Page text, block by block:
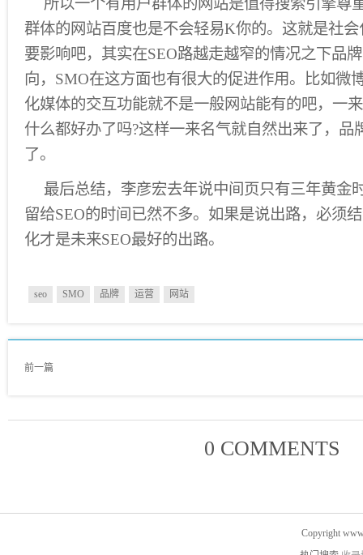
所以一个有用户群体的网站是值得搜索引擎尊
群体的网站百度也是不会轻易K你的。这就是社
要影响吧，其实在SEO路越走越窄的情况之下品
向，SMO在这方面也有很大的促进作用。比如微
化媒体的交互功能就不是一般网站能有的吧，一
什么都好办了吗?这样一来名气就自然出来了，品
了。
最后总结，李彦宏去年说中间页只有三年黄金
留给SEO的时间已然不多。如果是说出路，必须
化才是未来SEO最好的出路。
seo SMO 品牌 运营 网站
前一篇
0 COMMENTS
Copyright